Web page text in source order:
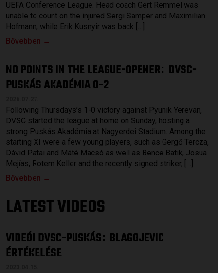
UEFA Conference League. Head coach Gert Remmel was
unable to count on the injured Sergi Samper and Maximilian
Hofmann, while Erik Kusnyir was back […]
Bővebben →
NO POINTS IN THE LEAGUE-OPENER: DVSC-
PUSKÁS AKADÉMIA 0-2
Following Thursdays’s 1-0 victory against Pyunik Yerevan,
DVSC started the league at home on Sunday, hosting a
strong Puskás Akadémia at Nagyerdei Stadium. Among the
starting XI were a few young players, such as Gergő Tercza,
Dávid Patai and Máté Macsó as well as Bence Batik, Josua
Mejías, Rotem Keller and the recently signed striker, […]
Bővebben →
LATEST VIDEOS
VIDEÓ! DVSC-PUSKÁS: BLAGOJEVIC
ÉRTÉKELÉSE